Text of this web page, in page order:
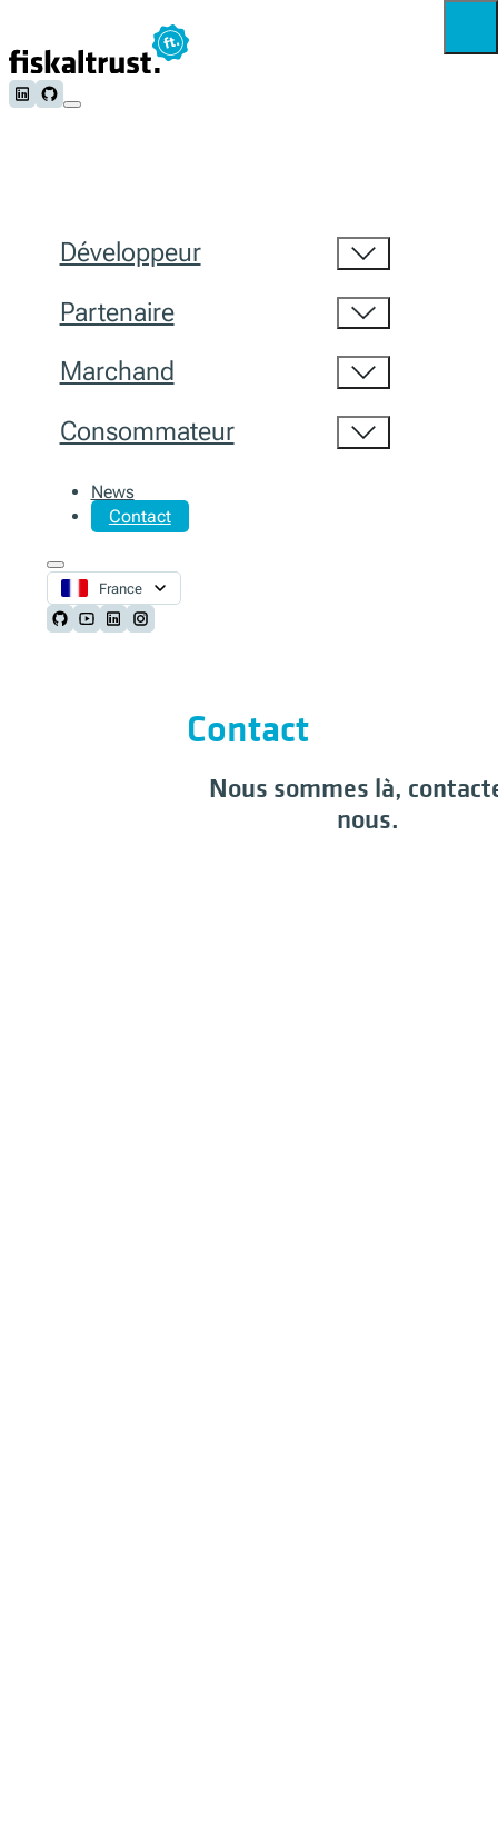
Follow us on LinkedIn
Follow us on Github
Développeur
Partenaire
Marchand
Consommateur
News
Contact
France
Follow us on Github
Follow us on Youtube
Follow us on LinkedIn
Follow us on Instagram
Contact
Nous sommes là,
nous.